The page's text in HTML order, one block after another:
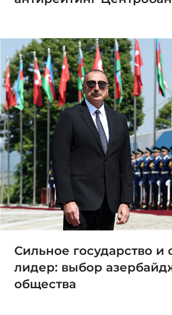
Сильное государство и
лидер: выбор
общества